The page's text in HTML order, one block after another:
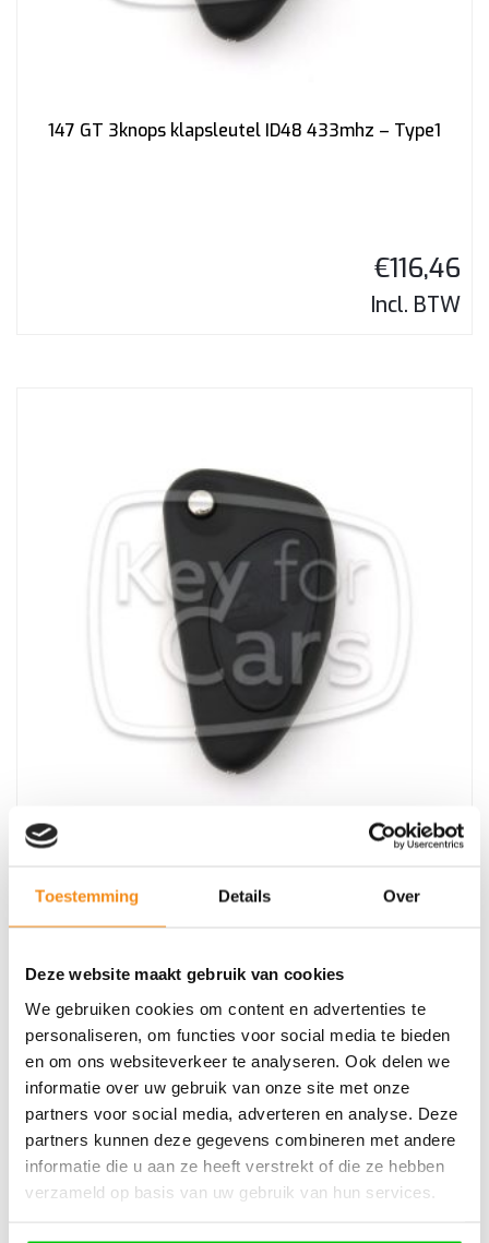
Toestemming Details Over
Deze website maakt gebruik van cookies
We gebruiken cookies om content en advertenties te
personaliseren, om functies voor social media te bieden
en om ons websiteverkeer te analyseren. Ook delen we
informatie over uw gebruik van onze site met onze
partners voor social media, adverteren en analyse. Deze
partners kunnen deze gegevens combineren met andere
informatie die u aan ze heeft verstrekt of die ze hebben
verzameld op basis van uw gebruik van hun services.
147 GT 3knops klapsleutel ID48 433mhz – Type1
€116,46
Incl. BTW
€116,46
Incl. BTW